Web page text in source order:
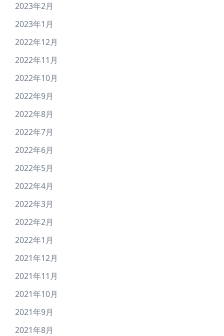
2023年2月
2023年1月
2022年12月
2022年11月
2022年10月
2022年9月
2022年8月
2022年7月
2022年6月
2022年5月
2022年4月
2022年3月
2022年2月
2022年1月
2021年12月
2021年11月
2021年10月
2021年9月
2021年8月